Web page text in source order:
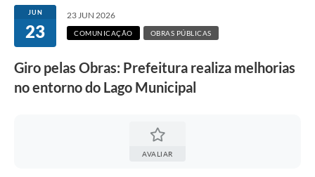
JUN
23
23 JUN 2026
COMUNICAÇÃO OBRAS PÚBLICAS
Giro pelas Obras: Prefeitura realiza melhorias
no entorno do Lago Municipal
AVALIAR